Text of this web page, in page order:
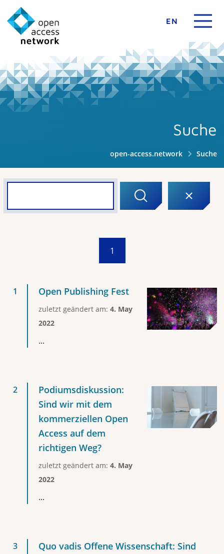
EN
Suche
open-access.network Suche
1
Open Publishing Fest
zuletzt geändert am: 4. May
2022
...
Podiumsdiskussion:
Sind wir mit dem
kommerziellen Open
Access auf dem
richtigen Weg?
zuletzt geändert am: 4. May
2022
...
Quo vadis Offene Wissenschaft: Sind